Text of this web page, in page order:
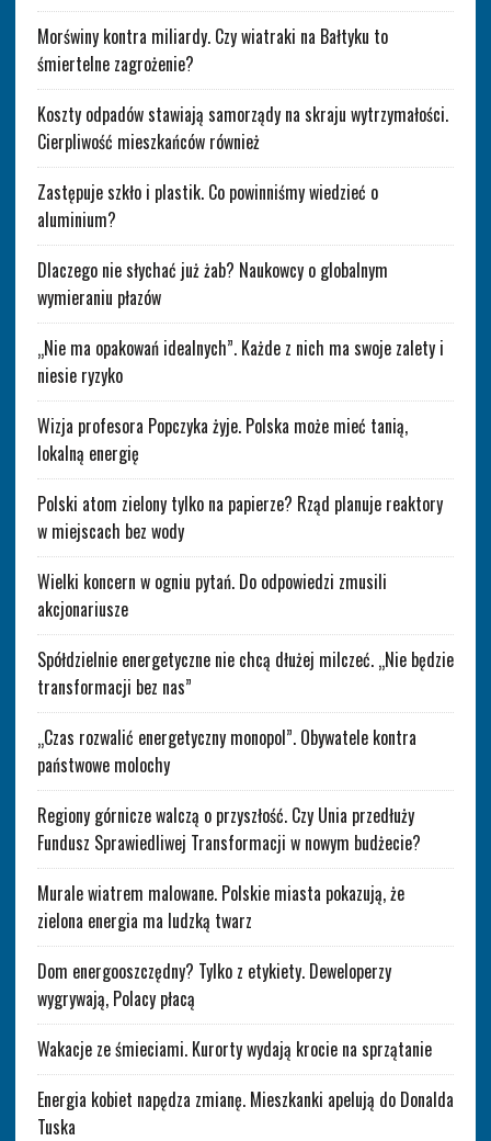
Morświny kontra miliardy. Czy wiatraki na Bałtyku to
śmiertelne zagrożenie?
Koszty odpadów stawiają samorządy na skraju wytrzymałości.
Cierpliwość mieszkańców również
Zastępuje szkło i plastik. Co powinniśmy wiedzieć o
aluminium?
Dlaczego nie słychać już żab? Naukowcy o globalnym
wymieraniu płazów
„Nie ma opakowań idealnych”. Każde z nich ma swoje zalety i
niesie ryzyko
Wizja profesora Popczyka żyje. Polska może mieć tanią,
lokalną energię
Polski atom zielony tylko na papierze? Rząd planuje reaktory
w miejscach bez wody
Wielki koncern w ogniu pytań. Do odpowiedzi zmusili
akcjonariusze
Spółdzielnie energetyczne nie chcą dłużej milczeć. „Nie będzie
transformacji bez nas”
„Czas rozwalić energetyczny monopol”. Obywatele kontra
państwowe molochy
Regiony górnicze walczą o przyszłość. Czy Unia przedłuży
Fundusz Sprawiedliwej Transformacji w nowym budżecie?
Murale wiatrem malowane. Polskie miasta pokazują, że
zielona energia ma ludzką twarz
Dom energooszczędny? Tylko z etykiety. Deweloperzy
wygrywają, Polacy płacą
Wakacje ze śmieciami. Kurorty wydają krocie na sprzątanie
Energia kobiet napędza zmianę. Mieszkanki apelują do Donalda
Tuska